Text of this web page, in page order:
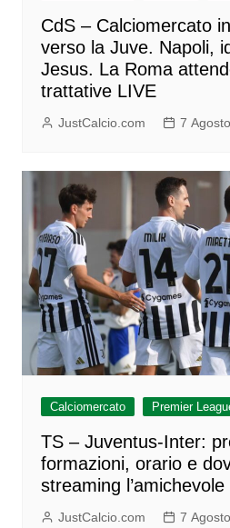
CdS – Calciomercato
verso la Juve. Napoli,
Jesus. La Roma
trattative LIVE
JustCalcio.com 7
Calciomercato Premier
TS – Juventus-Inter:
formazioni, orario e
streaming l’amichevole
JustCalcio.com 7